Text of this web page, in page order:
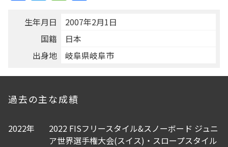
生年月日
2007年2月1日
国籍
日本
出身地
岐阜県岐阜市
過去の主な成績
2022年
2022 FISフリースタイル&スノーボード ジュニ
ア世界選手権大会(スイス)・スロープスタイル